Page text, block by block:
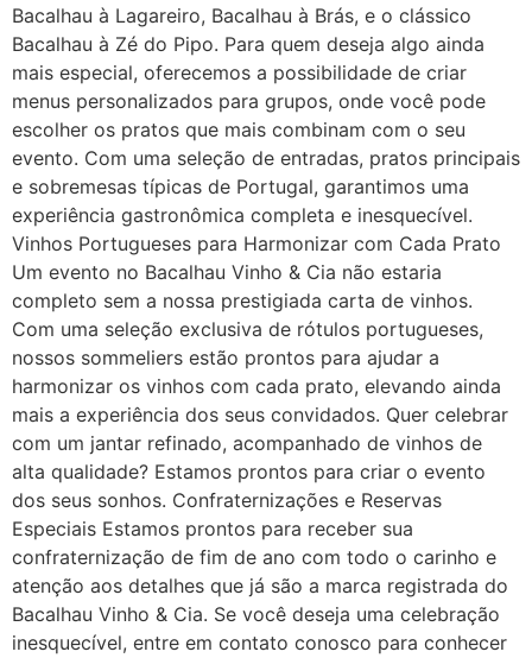
Bacalhau à Lagareiro, Bacalhau à Brás, e o clássico
Bacalhau à Zé do Pipo. Para quem deseja algo ainda
mais especial, oferecemos a possibilidade de criar
menus personalizados para grupos, onde você pode
escolher os pratos que mais combinam com o seu
evento. Com uma seleção de entradas, pratos principais
e sobremesas típicas de Portugal, garantimos uma
experiência gastronômica completa e inesquecível.
Vinhos Portugueses para Harmonizar com Cada Prato
Um evento no Bacalhau Vinho & Cia não estaria
completo sem a nossa prestigiada carta de vinhos.
Com uma seleção exclusiva de rótulos portugueses,
nossos sommeliers estão prontos para ajudar a
harmonizar os vinhos com cada prato, elevando ainda
mais a experiência dos seus convidados. Quer celebrar
com um jantar refinado, acompanhado de vinhos de
alta qualidade? Estamos prontos para criar o evento
dos seus sonhos. Confraternizações e Reservas
Especiais Estamos prontos para receber sua
confraternização de fim de ano com todo o carinho e
atenção aos detalhes que já são a marca registrada do
Bacalhau Vinho & Cia. Se você deseja uma celebração
inesquecível, entre em contato conosco para conhecer